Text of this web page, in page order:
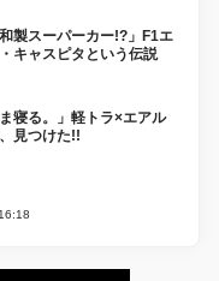
製スーパーカー!?」F1エ
キャスピタという伝説
寝る。」軽トラ×エアル
見つけた!!